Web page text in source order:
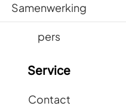
Samenwerking
pers
Service
Contact